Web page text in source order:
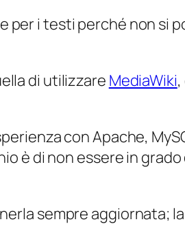
i testi perché non si
di utilizzare MediaWiki
con Apache,
è di non essere in
sempre aggiornata;